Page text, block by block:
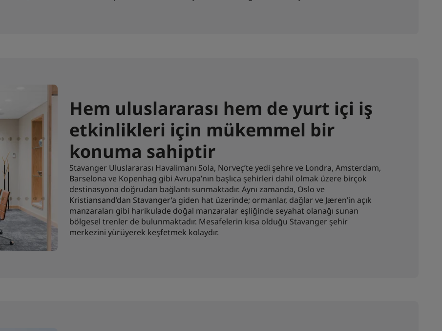
Hem uluslararası hem de yurt içi iş
etkinlikleri için mükemmel bir
konuma sahiptir
Stavanger Uluslararası Havalimanı Sola, Norveç’te yedi şehre ve Londra, Amsterdam,
Barselona ve Kopenhag gibi Avrupa’nın başlıca şehirleri dahil olmak üzere birçok
destinasyona doğrudan bağlantı sunmaktadır. Aynı zamanda, Oslo ve
Kristiansand’dan Stavanger’a giden hat üzerinde; ormanlar, dağlar ve Jæren’in açık
manzaraları gibi harikulade doğal manzaralar eşliğinde seyahat olanağı sunan
bölgesel trenler de bulunmaktadır. Mesafelerin kısa olduğu Stavanger şehir
merkezini yürüyerek keşfetmek kolaydır.